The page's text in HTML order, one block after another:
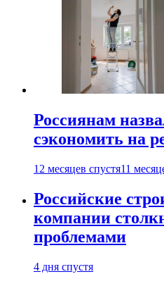
Россиянам
сэкономить на
12 месяцев спустя11
Российские
компании
проблемами
4 дня спустя